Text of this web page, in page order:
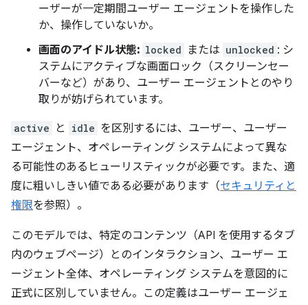
ーザーが一定期間ユーザー エージェントを操作した
か、操作していないか。
画面のアイドル状態: locked または unlocked : シ
ステムにアクティブな画面ロック（スクリーンセー
バーなど）があり、ユーザー エージェントとのやり
取りが妨げられています。
active と idle を区別するには、ユーザー、ユーザー
エージェント、オペレーティング システムによって異な
る可能性のあるヒューリスティックが必要です。また、適
度に粗いしきい値である必要があります（セキュリティと
権限を参照）。
このモデルでは、特定のコンテンツ（API を使用するタブ
内のウェブページ）とのインタラクション、ユーザー エ
ージェント全体、オペレーティング システムを意図的に
正式に区別していません。この定義はユーザー エージェ